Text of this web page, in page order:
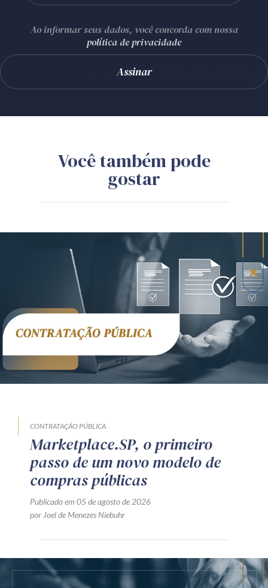
Ao informar seus dados, você concorda com nossa
política de privacidade
Você também pode
gostar
CONTRATAÇÃO PÚBLICA
Marketplace.SP, o primeiro
passo de um novo modelo de
compras públicas
Publicado em 05 de agosto de 2026
por Joel de Menezes Niebuhr